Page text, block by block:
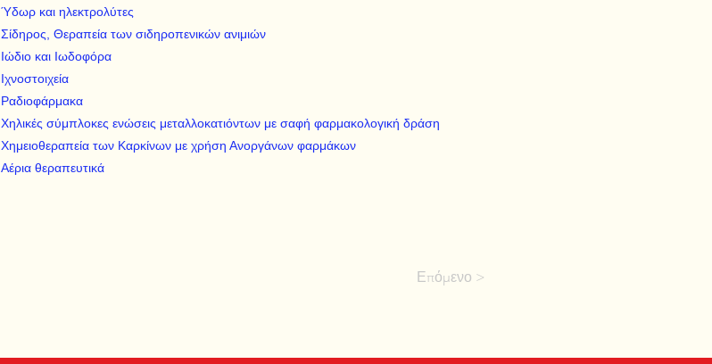
Ύδωρ και ηλεκτρολύτες
Σίδηρος, Θεραπεία των σιδηροπενικών ανιμιών
Ιώδιο και Ιωδοφόρα
Ιχνοστοιχεία
Ραδιοφάρμακα
Χηλικές σύμπλοκες ενώσεις μεταλλοκατιόντων με σαφή φαρμακολογική δράση
Χημειοθεραπεία των Καρκίνων με χρήση Ανοργάνων φαρμάκων
Αέρια θεραπευτικά
Επόμενο >